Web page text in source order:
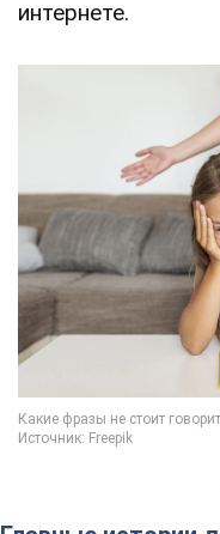
интернете.